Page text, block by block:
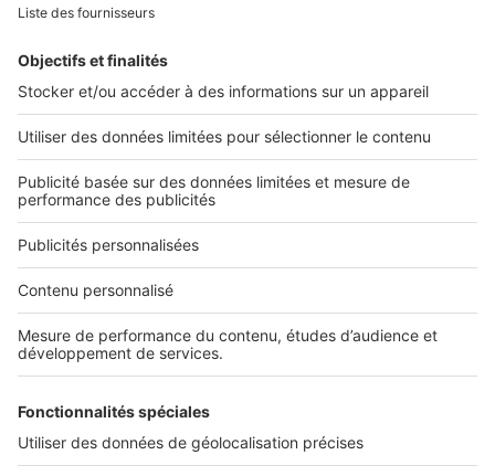
Retrouvez-nous sur ...
L'ENTREPRISE
Qui sommes-nous ?
Nous contacter
Nous recrutons
NOS APPLICATIONS
Découvrez nos applications
Tous nos services pro
Accès client